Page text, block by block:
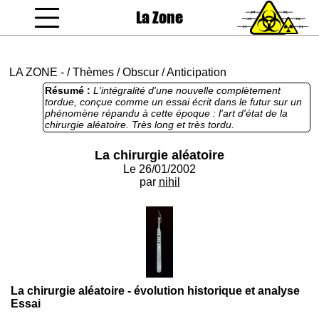
La Zone
LA ZONE - /Thèmes /Obscur /Anticipation
Résumé : L'intégralité d'une nouvelle complètement
tordue, conçue comme un essai écrit dans le futur sur un
phénomène répandu à cette époque : l'art d'état de la
chirurgie aléatoire. Très long et très tordu.
La chirurgie aléatoire
Le 26/01/2002
par nihil
La chirurgie aléatoire - évolution historique et analyse
Essai